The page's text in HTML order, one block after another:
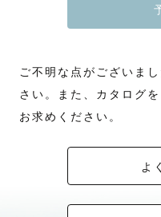
ご不明な点がございま
さい。また、カタログ
お求めください。
よ